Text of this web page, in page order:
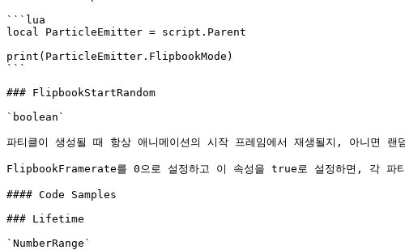
```lua
local ParticleEmitter = script.Parent
print(ParticleEmitter.FlipbookMode)
```
### FlipbookStartRandom
`boolean`
파티클이 생성될 때 항상 애니메이션의 시작 프레임에서 재생될지, 아니면 랜
FlipbookFramerate를 0으로 설정하고 이 속성을 true로 설정하면, 각 파티
#### Code Samples
### Lifetime
`NumberRange`